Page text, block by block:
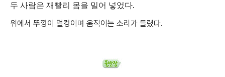
두 사람은 재빨리 몸을 밀어 넣었다.
위에서 뚜껑이 덜컹이며 움직이는 소리가 들렸다.